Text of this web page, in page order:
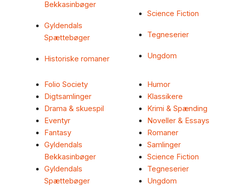
Bekkasinbøger
Gyldendals
Spættebøger
Historiske romaner
Science Fiction
Tegneserier
Ungdom
Folio Society
Digtsamlinger
Drama & skuespil
Eventyr
Fantasy
Gyldendals
Bekkasinbøger
Gyldendals
Spættebøger
Humor
Klassikere
Krimi & Spænding
Noveller & Essays
Romaner
Samlinger
Science Fiction
Tegneserier
Ungdom